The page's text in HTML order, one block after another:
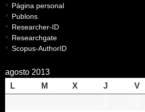
Página personal
Publons
Researcher-ID
Researchgate
Scopus-AuthorID
agosto 2013
L
M X J V